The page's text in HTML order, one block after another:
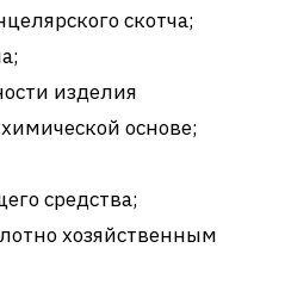
скотча;
изделия
основе;
средства;
хозяйственным